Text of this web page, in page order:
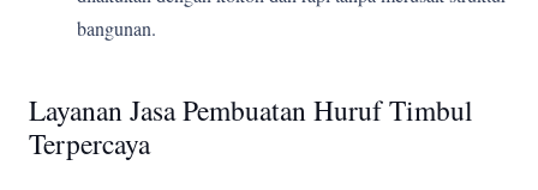
bangunan.
Layanan Jasa Pembuatan Huruf Timbul
Terpercaya